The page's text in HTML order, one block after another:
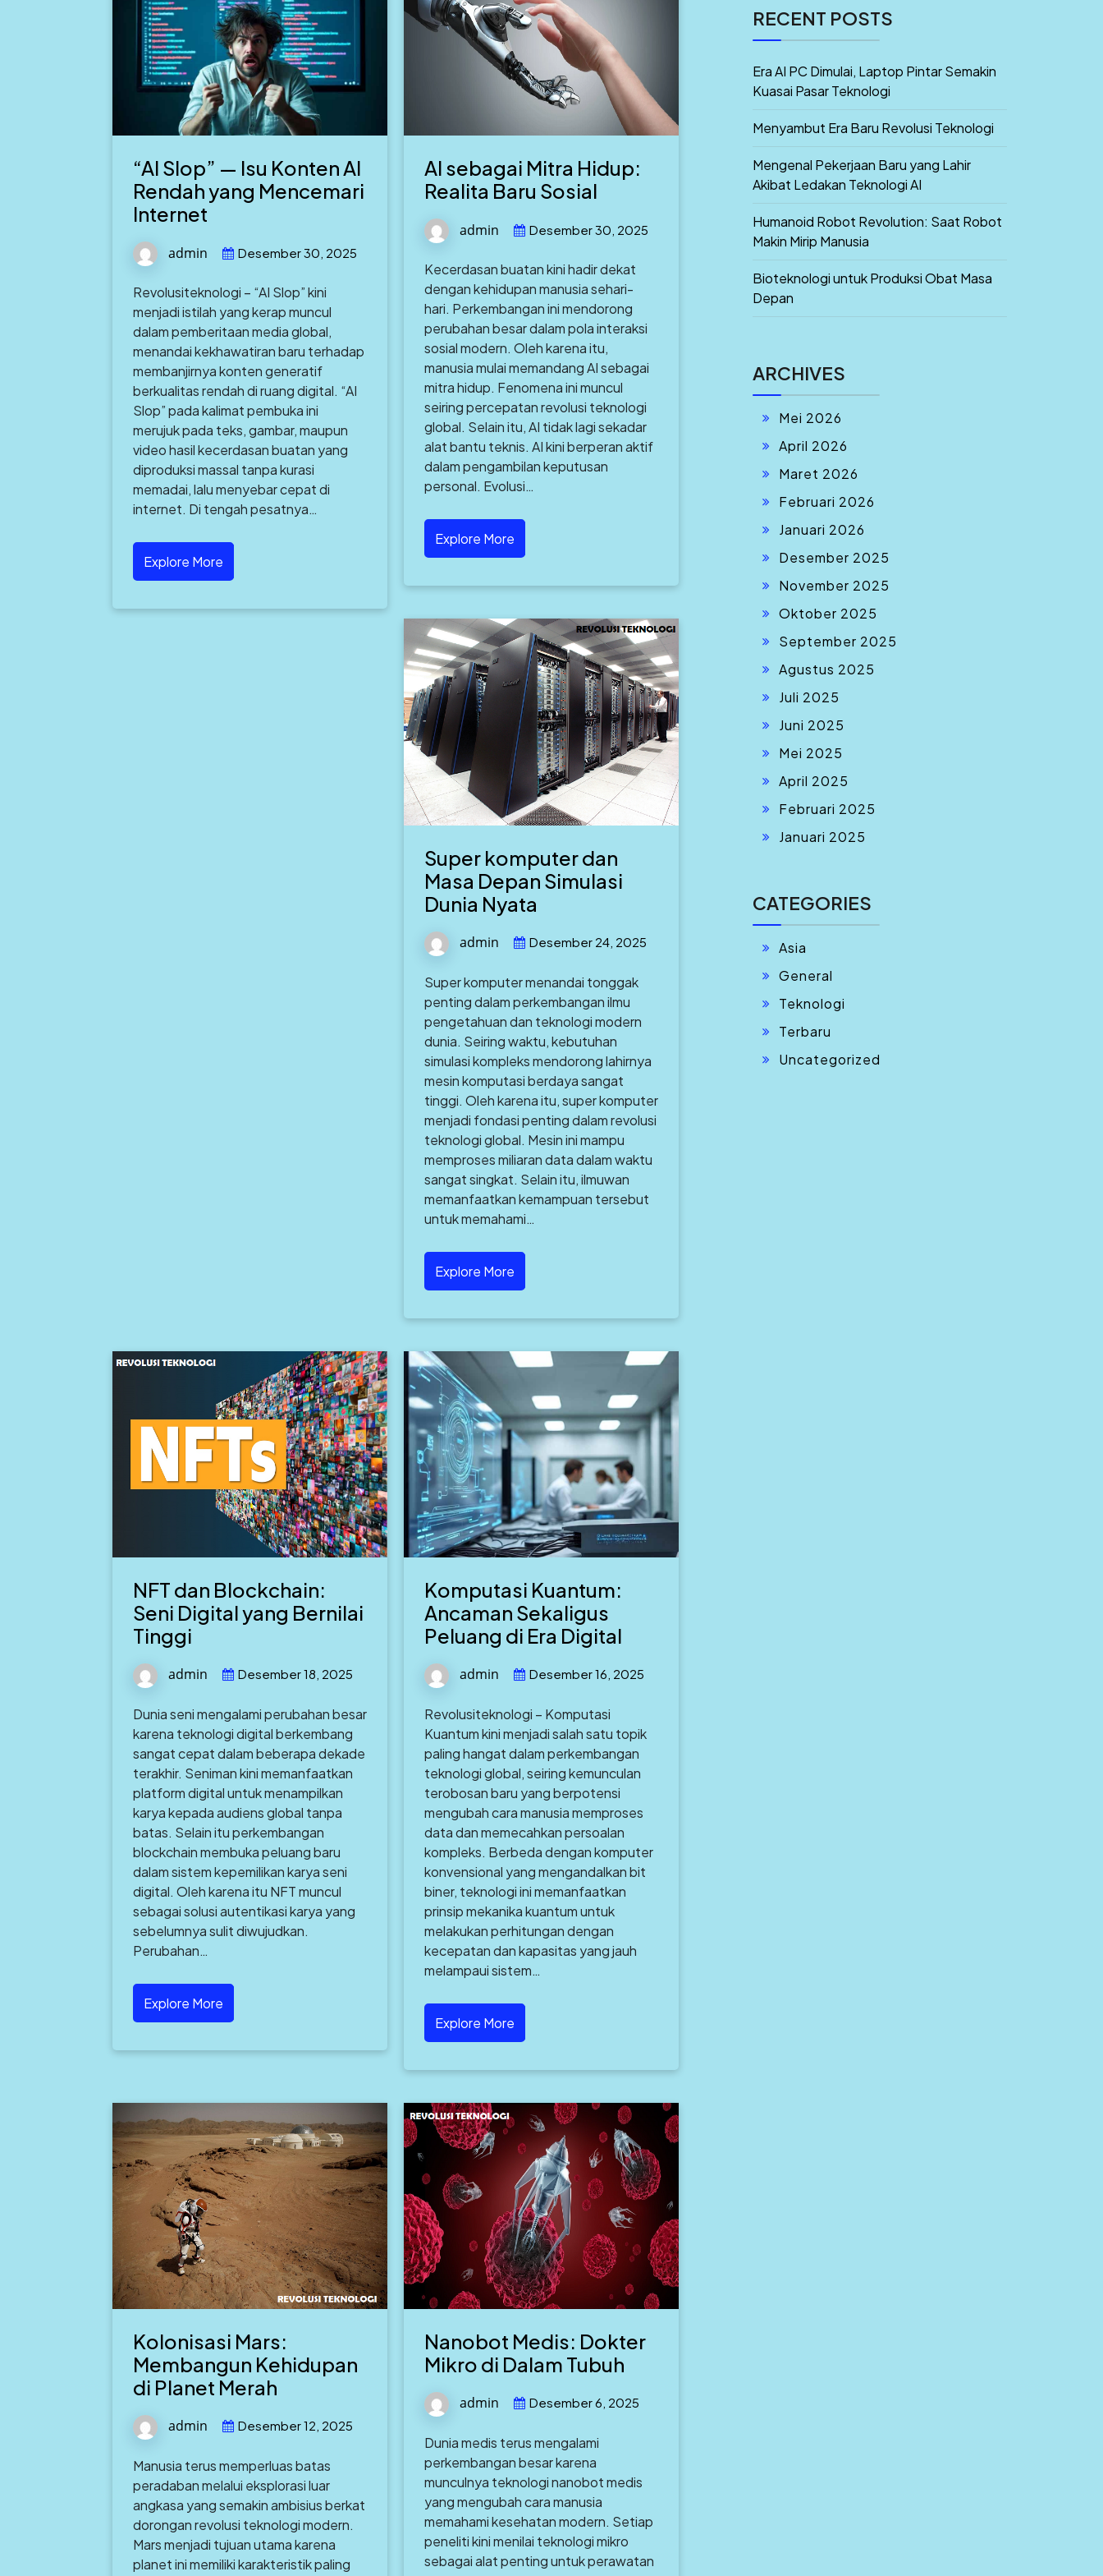
“AI Slop” — Isu Konten AI
Rendah yang Mencemari
Internet
admin Desember 30, 2025
Revolusiteknologi – “AI Slop” kini
menjadi istilah yang kerap muncul
dalam pemberitaan media global,
menandai kekhawatiran baru terhadap
membanjirnya konten generatif
berkualitas rendah di ruang digital. “AI
Slop” pada kalimat pembuka ini
merujuk pada teks, gambar, maupun
video hasil kecerdasan buatan yang
diproduksi massal tanpa kurasi
memadai, lalu menyebar cepat di
internet. Di tengah pesatnya…
Explore More
AI sebagai Mitra Hidup:
Realita Baru Sosial
admin Desember 30, 2025
Kecerdasan buatan kini hadir dekat
dengan kehidupan manusia sehari-
hari. Perkembangan ini mendorong
perubahan besar dalam pola interaksi
sosial modern. Oleh karena itu,
manusia mulai memandang AI sebagai
mitra hidup. Fenomena ini muncul
seiring percepatan revolusi teknologi
global. Selain itu, AI tidak lagi sekadar
alat bantu teknis. AI kini berperan aktif
dalam pengambilan keputusan
personal. Evolusi…
Explore More
Super komputer dan
Masa Depan Simulasi
Dunia Nyata
admin Desember 24, 2025
Super komputer menandai tonggak
penting dalam perkembangan ilmu
pengetahuan dan teknologi modern
dunia. Seiring waktu, kebutuhan
simulasi kompleks mendorong lahirnya
mesin komputasi berdaya sangat
tinggi. Oleh karena itu, super komputer
menjadi fondasi penting dalam revolusi
teknologi global. Mesin ini mampu
memproses miliaran data dalam waktu
sangat singkat. Selain itu, ilmuwan
memanfaatkan kemampuan tersebut
untuk memahami…
Explore More
NFT dan Blockchain:
Seni Digital yang Bernilai
Tinggi
admin Desember 18, 2025
Dunia seni mengalami perubahan besar
karena teknologi digital berkembang
sangat cepat dalam beberapa dekade
terakhir. Seniman kini memanfaatkan
platform digital untuk menampilkan
karya kepada audiens global tanpa
batas. Selain itu perkembangan
blockchain membuka peluang baru
dalam sistem kepemilikan karya seni
digital. Oleh karena itu NFT muncul
sebagai solusi autentikasi karya yang
sebelumnya sulit diwujudkan.
Perubahan…
Explore More
Komputasi Kuantum:
Ancaman Sekaligus
Peluang di Era Digital
admin Desember 16, 2025
Revolusiteknologi – Komputasi
Kuantum kini menjadi salah satu topik
paling hangat dalam perkembangan
teknologi global, seiring kemunculan
terobosan baru yang berpotensi
mengubah cara manusia memproses
data dan memecahkan persoalan
kompleks. Berbeda dengan komputer
konvensional yang mengandalkan bit
biner, teknologi ini memanfaatkan
prinsip mekanika kuantum untuk
melakukan perhitungan dengan
kecepatan dan kapasitas yang jauh
melampaui sistem…
Explore More
Kolonisasi Mars:
Membangun Kehidupan
di Planet Merah
admin Desember 12, 2025
Manusia terus memperluas batas
peradaban melalui eksplorasi luar
angkasa yang semakin ambisius berkat
dorongan revolusi teknologi modern.
Mars menjadi tujuan utama karena
planet ini memiliki karakteristik paling
Nanobot Medis: Dokter
Mikro di Dalam Tubuh
admin Desember 6, 2025
Dunia medis terus mengalami
perkembangan besar karena
munculnya teknologi nanobot medis
yang mengubah cara manusia
memahami kesehatan modern. Setiap
peneliti kini menilai teknologi mikro
sebagai alat penting untuk perawatan
RECENT POSTS
Era AI PC Dimulai, Laptop Pintar Semakin
Kuasai Pasar Teknologi
Menyambut Era Baru Revolusi Teknologi
Mengenal Pekerjaan Baru yang Lahir
Akibat Ledakan Teknologi AI
Humanoid Robot Revolution: Saat Robot
Makin Mirip Manusia
Bioteknologi untuk Produksi Obat Masa
Depan
ARCHIVES
Mei 2026
April 2026
Maret 2026
Februari 2026
Januari 2026
Desember 2025
November 2025
Oktober 2025
September 2025
Agustus 2025
Juli 2025
Juni 2025
Mei 2025
April 2025
Februari 2025
Januari 2025
CATEGORIES
Asia
General
Teknologi
Terbaru
Uncategorized